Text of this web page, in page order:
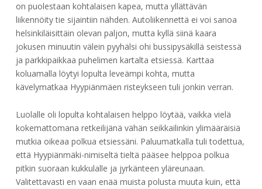
on puolestaan kohtalaisen kapea, mutta yllättävän
liikennöity tie sijaintiin nähden. Autoliikennettä ei voi sanoa
helsinkiläisittäin olevan paljon, mutta kyllä siinä kaara
jokusen minuutin välein pyyhälsi ohi bussipysäkillä seistessä
ja parkkipaikkaa puhelimen kartalta etsiessä. Karttaa
koluamalla löytyi lopulta leveämpi kohta, mutta
kävelymatkaa Hyypiänmäen risteykseen tuli jonkin verran.
Luolalle oli lopulta kohtalaisen helppo löytää, vaikka vielä
kokemattomana retkeilijänä vähän seikkailinkin ylimääräisiä
mutkia oikeaa polkua etsiessäni. Paluumatkalla tuli todettua,
että Hyypiänmäki-nimiseltä tieltä pääsee helppoa polkua
pitkin suoraan kukkulalle ja jyrkänteen yläreunaan.
Valitettavasti en vaan enää muista polusta muuta kuin, että